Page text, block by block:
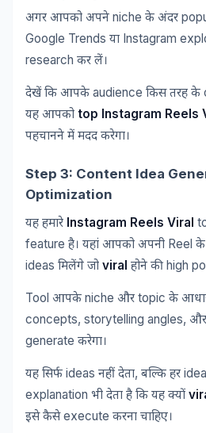
अगर आपको अपने niche के अंदर
Google Trends या Instagram
research कर लें।
देखें कि आपके audience किस तरह के
यह आपको top Instagram Reels
पहचानने में मदद करेगा।
Step 3: Content Idea
Optimization
यह हमारे Instagram Reels Viral
feature है। यहां आपको अपनी Reel के
ideas मिलेंगे जो viral होने की high
Tool आपके niche और topic के
concepts, storytelling angles, और
generate करेगा।
यह सिर्फ ideas नहीं देता, बल्कि हर idea
explanation भी देता है कि यह क्यों
इसे कैसेexecute करना चाहिए।